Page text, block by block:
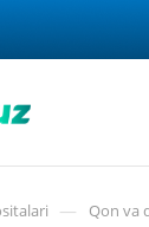
— Qon va